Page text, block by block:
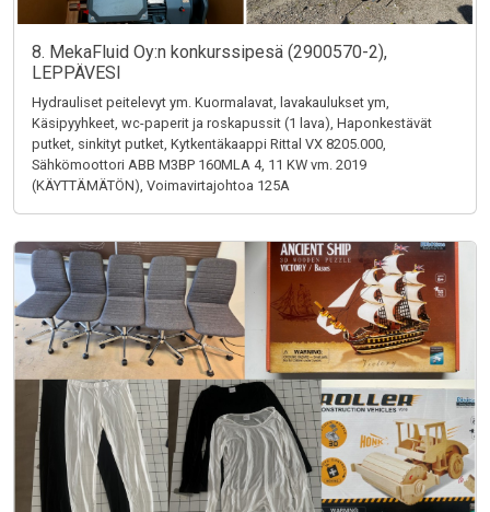
8. MekaFluid Oy:n konkurssipesä (2900570-2),
LEPPÄVESI
Hydrauliset peitelevyt ym. Kuormalavat, lavakaulukset ym,
Käsipyyhkeet, wc-paperit ja roskapussit (1 lava), Haponkestävät
putket, sinkityt putket, Kytkentäkaappi Rittal VX 8205.000,
Sähkömoottori ABB M3BP 160MLA 4, 11 KW vm. 2019
(KÄYTTÄMÄTÖN), Voimavirtajohtoa 125A